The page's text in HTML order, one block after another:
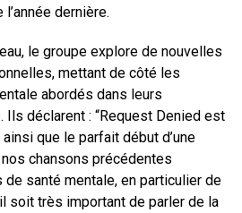
dernière.
le groupe explore de nouvelles
mettant de côté les
abordés dans leurs
Ils déclarent : “Request Denied est
que le parfait début d’une
chansons précédentes
santé mentale, en particulier de
soit très important de parler de la